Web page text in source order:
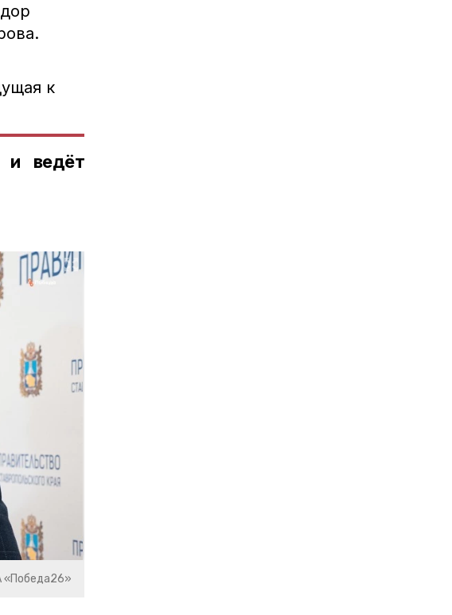
к
и ведёт